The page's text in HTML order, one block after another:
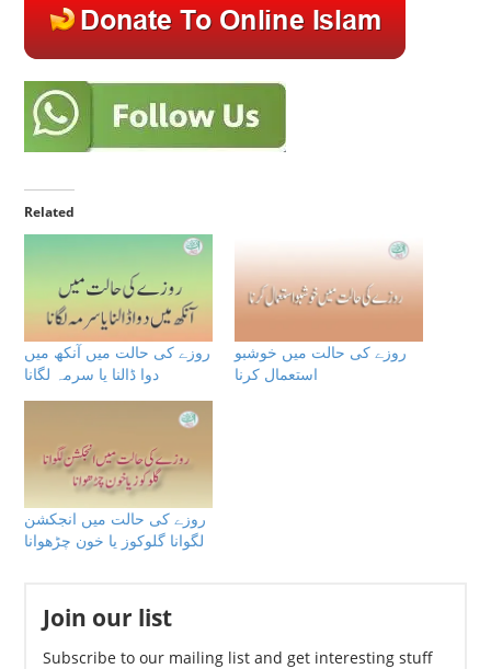
Related
روزے كى حالت ميں آنکھ میں
دوا ڈالنا یا سرمہ لگانا
روزے كى حالت ميں خوشبو
استعمال کرنا
روزے كى حالت ميں انجکشن
لگوانا گلوکوز يا خون چڑھوانا
Join our list
Subscribe to our mailing list and get interesting stuff